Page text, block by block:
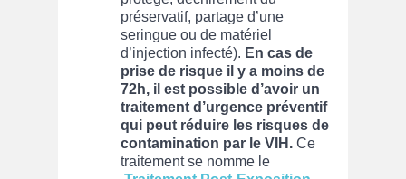
préservatif, partage d’une
seringue ou de matériel
d’injection infecté). En cas de
prise de risque il y a moins de
72h, il est possible d’avoir un
traitement d’urgence préventif
qui peut réduire les risques de
contamination par le VIH. Ce
traitement se nomme le